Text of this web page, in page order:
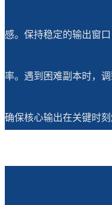
感。保持稳定的输出窗
率。遇到困难副本时，
确保核心输出在关键时刻